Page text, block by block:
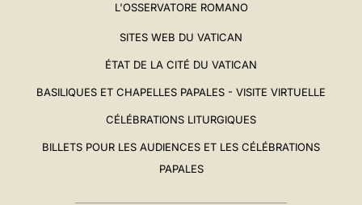
L'OSSERVATORE ROMANO
SITES WEB DU VATICAN
ÉTAT DE LA CITÉ DU VATICAN
BASILIQUES ET CHAPELLES PAPALES - VISITE VIRTUELLE
CÉLÉBRATIONS LITURGIQUES
BILLETS POUR LES AUDIENCES ET LES CÉLÉBRATIONS
PAPALES